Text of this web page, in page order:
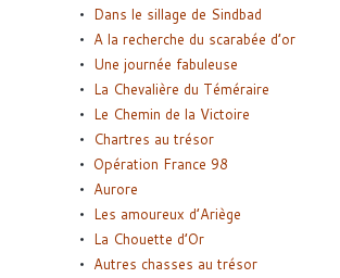
Dans le sillage de Sindbad
A la recherche du scarabée d’or
Une journée fabuleuse
La Chevalière du Téméraire
Le Chemin de la Victoire
Chartres au trésor
Opération France 98
Aurore
Les amoureux d’Ariège
La Chouette d’Or
Autres chasses au trésor